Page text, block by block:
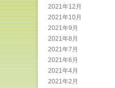
2021年12月
2021年10月
2021年9月
2021年8月
2021年7月
2021年6月
2021年4月
2021年2月